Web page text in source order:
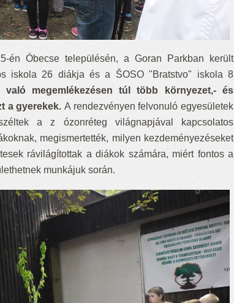
én Óbecse településén, a Goran Parkban került
iskola 26 diákja és a ŠOSO "Bratstvo" iskola 8
való megemlékezésen túl több környezet,- és
a gyerekek. A rendezvényen felvonuló egyesületek
a z ózonréteg világnapjával kapcsolatos
megismertették, milyen kezdeményezéseket
rávilágítottak a diákok számára, miért fontos a
munkájuk során.